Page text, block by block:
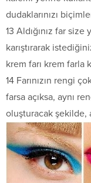
dudaklarınızı
13 Aldığınız far
karıştırarak
krem farı krem farla
14 Farınızın rengi
farsa açıksa, aynı
oluşturacak şekilde,